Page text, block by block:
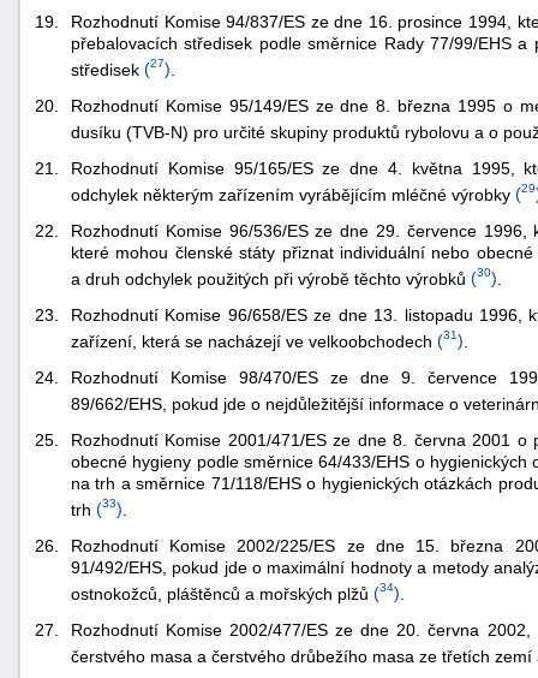
19.
Rozhodnutí Komise 94/837/ES ze dne 16. prosince 1994,
přebalovacích středisek podle směrnice Rady 77/99/EHS
středisek (27)
20.
Rozhodnutí Komise 95/149/ES ze dne 8. března 1995 o
dusíku (TVB-N) pro určité skupiny produktů rybolovu a o
21.
Rozhodnutí Komise 95/165/ES ze dne 4. května 1995,
odchylek některým zařízením vyrábějícím mléčné výrobky (29
22.
Rozhodnutí Komise 96/536/ES ze dne 29. července
které mohou členské státy přiznat individuální nebo
a druh odchylek použitých při výrobě těchto výrobků (30)
23.
Rozhodnutí Komise 96/658/ES ze dne 13. listopadu
zařízení, která se nacházejí ve velkoobchodech (31)
24.
Rozhodnutí Komise 98/470/ES ze dne 9. července
89/662/EHS, pokud jde o nejdůležitější informace o
25.
Rozhodnutí Komise 2001/471/ES ze dne 8. června 2001
obecné hygieny podle směrnice 64/433/EHS o
na trh a směrnice 71/118/EHS o hygienických otázkách
trh (33)
26.
Rozhodnutí Komise 2002/225/ES ze dne 15. března
91/492/EHS, pokud jde o maximální hodnoty a metody
ostnokožců, pláštěnců a mořských plžů (34)
27.
Rozhodnutí Komise 2002/477/ES ze dne 20. června
čerstvého masa a čerstvého drůbežího masa ze třetích